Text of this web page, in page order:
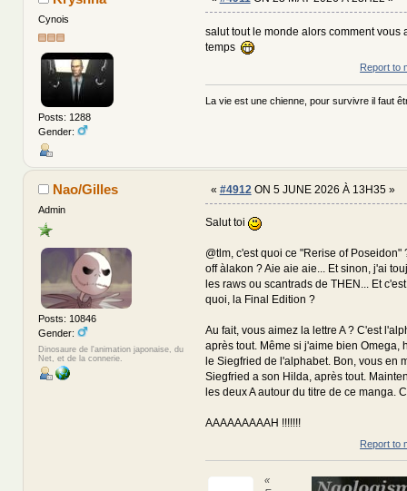
Cynois
Posts: 1288
Gender:
salut tout le monde alors comment vous
temps
Report to
La vie est une chienne, pour survivre il faut
Nao/Gilles
Admin
Posts: 10846
Gender:
Dinosaure de l'animation japonaise, du
Net, et de la connerie.
« #4912 ON 5 JUNE 2026 À 13H35 »
Salut toi
@tlm, c'est quoi ce "Rerise of Poseidon"
off àlakon ? Aie aie aie... Et sinon, j'ai
les raws ou scantrads de THEN... Et
quoi, la Final Edition ?
Au fait, vous aimez la lettre A ? C'est
après tout. Même si j'aime bien Omega,
le Siegfried de l'alphabet. Bon, vous en
Siegfried a son Hilda, après tout.
les deux A autour du titre de ce manga.
AAAAAAAAAH !!!!!!!
Report to
«